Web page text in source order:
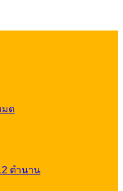
มด
ตำนาน